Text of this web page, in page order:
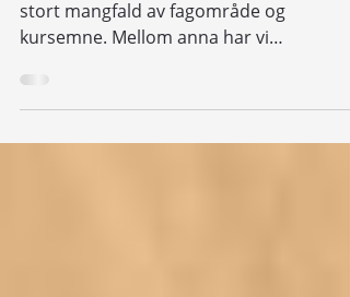
GangsterYoga - Kurs i fengsel
Studieforbundet er samarbeidspart for
stort mangfald av fagområde og